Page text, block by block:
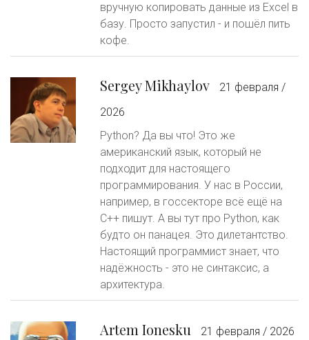
вручную копировать данные из Excel в
базу. Просто запустил - и пошёл пить
кофе.
Sergey Mikhaylov
21 февраля /
2026
Python? Да вы что! Это же
американский язык, который не
подходит для настоящего
программирования. У нас в России,
например, в госсекторе всё ещё на
C++ пишут. А вы тут про Python, как
будто он панацея. Это дилетантство.
Настоящий программист знает, что
надёжность - это не синтаксис, а
архитектура.
Artem Ionesku 21 февраля / 2026